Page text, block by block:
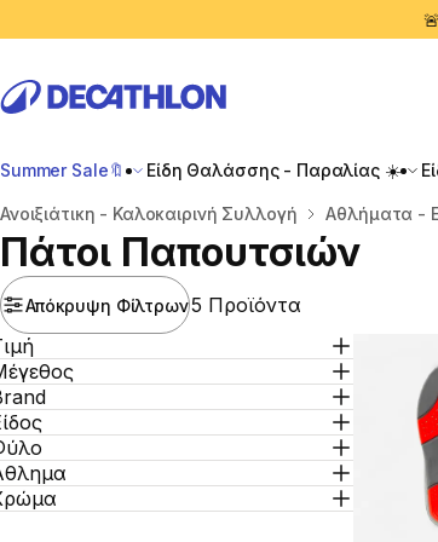
Summer Sale🔖 Είδη Θαλάσσης - Παραλίας ☀️
Αρχική σελίδα
Ανοιξιάτικη - Καλοκαιρινή Συλλογή Αθλήματα -
Πάτοι Παπουτσιών
Απόκρυψη Φίλτρων5 Προϊόντα